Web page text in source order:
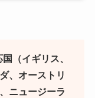
国（イギリス、
、オーストリ
ニュージーラ